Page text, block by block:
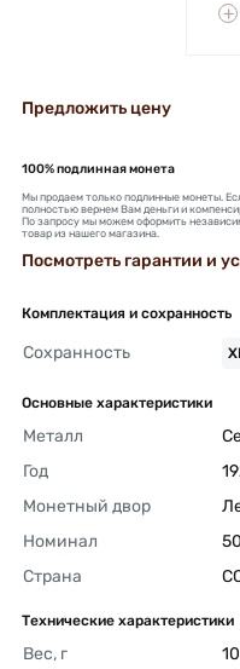
+
Предложить цену
100% подлинная монета
Мы продаем только подлинные монеты.
полностью вернем Вам деньги и
По запросу мы можем оформить
товар из нашего магазина.
Посмотреть гарантии и
Комплектация и сохранность
Сохранность
Основные характеристики
Металл
Год
Монетный двор
Номинал
Страна
Технические характеристики
Вес, г
10